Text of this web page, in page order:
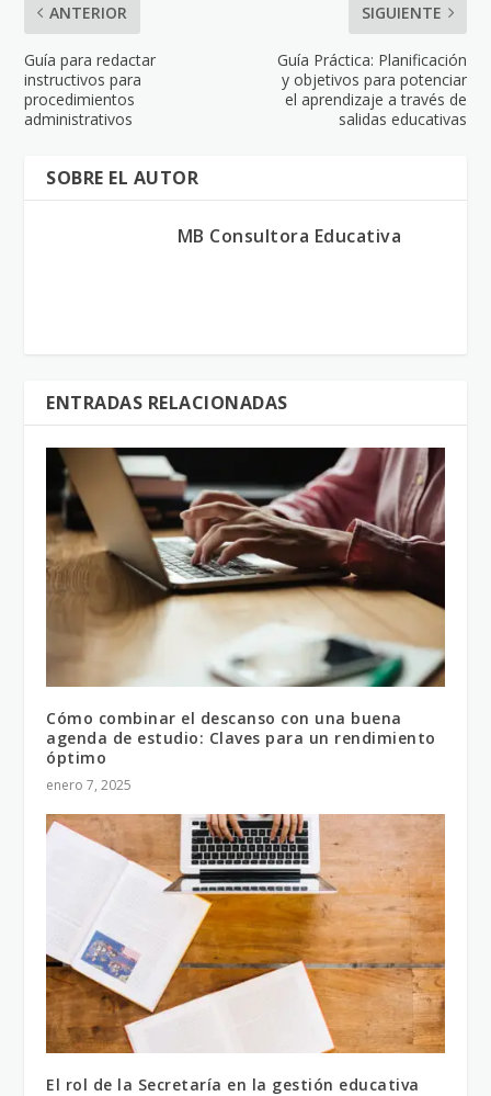
ANTERIOR
Guía para redactar
instructivos para
procedimientos
administrativos
SIGUIENTE
Guía Práctica: Planificación
y objetivos para potenciar
el aprendizaje a través de
salidas educativas
SOBRE EL AUTOR
MB Consultora Educativa
ENTRADAS RELACIONADAS
Cómo combinar el descanso con una buena
agenda de estudio: Claves para un rendimiento
óptimo
enero 7, 2025
El rol de la Secretaría en la gestión educativa